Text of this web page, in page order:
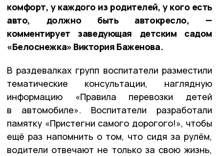
комфорт, у каждого из родителей, у кого есть
авто, должно быть автокресло, —
комментирует заведующая детским садом
«Белоснежка» Виктория Баженова.
В раздевалках групп воспитатели разместили
тематические консультации, наглядную
информацию «Правила перевозки детей
в автомобиле». Воспитатели разработали
памятку «Пристегни самого дорогого!», чтобы
ещё раз напомнить о том, что сидя за рулём,
водители отвечают не только за свою жизнь,